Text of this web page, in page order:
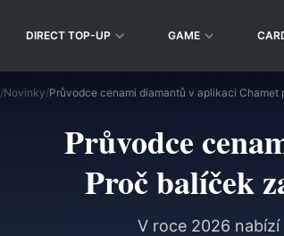
DIRECT TOP-UP GAME
/Novinky/
Průvodce
Proč balíček
V roce 2026